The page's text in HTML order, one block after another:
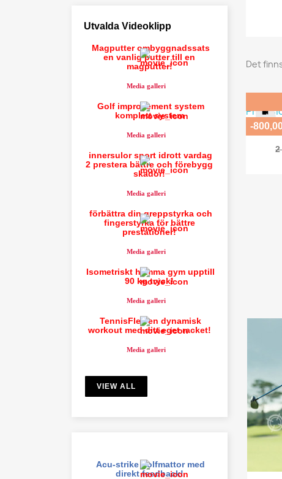
Utvalda Videoklipp
Magputter ombyggnadssats
en vanlig putter till en
magputter!
Media galleri
Golf improvement system
komplett system
Media galleri
innersulor sport idrott vardag
2 prestera bättre och förebygg
skador!
Media galleri
förbättra din greppstyrka och
fingerstyrka för bättre
prestationer!
Media galleri
Isometriskt hemma gym upptill
90 kg tryck!
Media galleri
TennisFlex en dynamisk
workout med ditt eget racket!
Media galleri
VIEW ALL
Acu-strike golfmattor med
direkt feedback!
Det
2
-